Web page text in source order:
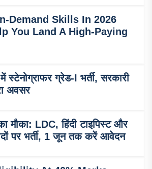
Demand Skills In 2026
You Land A High-Paying
स्टेनोग्राफर ग्रेड-I भर्ती, सरकारी
अवसर
मौका: LDC, हिंदी टाइपिस्ट और
पर भर्ती, 1 जून तक करें आवेदन